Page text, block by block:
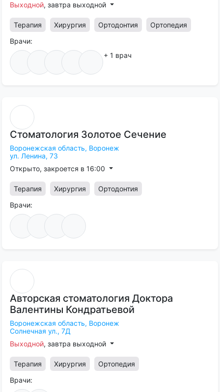
Выходной, завтра выходной
Терапия Хирургия Ортодонтия
Ортопедия
Врачи:
+ 1 врач
Стоматология Золотое Сечение
Воронежская область, Воронеж
ул. Ленина, 73
Открыто, закроется в 16:00
Терапия Хирургия
Ортодонтия
Врачи:
Авторская стоматология Доктора
Валентины Кондратьевой
Воронежская область, Воронеж
Солнечная ул., 7Д
Выходной, завтра выходной
Терапия Хирургия
Ортопедия
Врачи: